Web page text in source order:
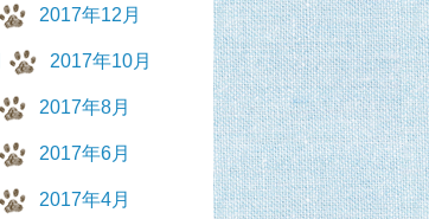
2017年12月
2017年10月
2017年8月
2017年6月
2017年4月